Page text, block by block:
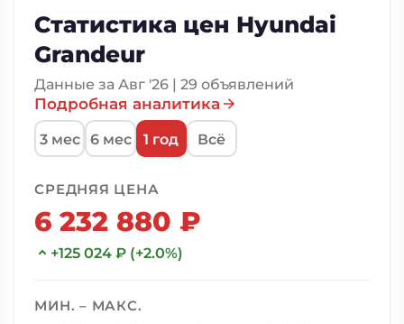
Статистика цен Hyundai
Grandeur
Данные за Авг '26 | 29 объявлений
Подробная аналитика
3 мес 6 мес 1 год Всё
СРЕДНЯЯ ЦЕНА
6 232 880 ₽
+125 024 ₽ (+2.0%)
МИН. – МАКС.